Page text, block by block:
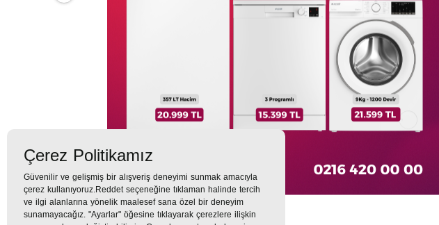
Çerez Politikamız
Güvenilir ve gelişmiş bir alışveriş deneyimi sunmak amacıyla
çerez kullanıyoruz.Reddet seçeneğine tıklaman halinde tercih
ve ilgi alanlarına yönelik maalesef sana özel bir deneyim
sunamayacağız. "Ayarlar" öğesine tıklayarak çerezlere ilişkin